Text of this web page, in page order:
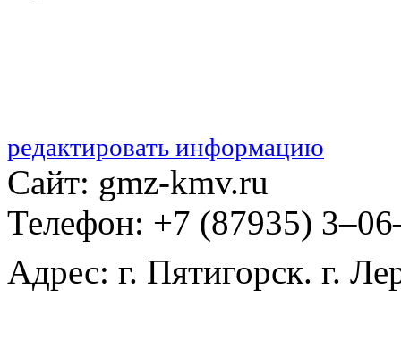
редактировать информацию
Сайт: gmz-kmv.ru
Телефон: +7 (87935)
Адрес: г. Пятигорск. г.